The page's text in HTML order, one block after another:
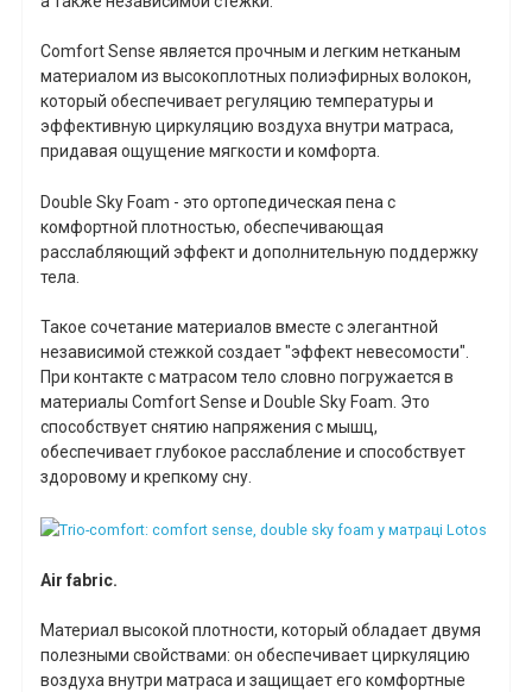
Comfort Sense является прочным и легким нетканым
материалом из высокоплотных полиэфирных волокон,
который обеспечивает регуляцию температуры и
эффективную циркуляцию воздуха внутри матраса,
придавая ощущение мягкости и комфорта.
Double Sky Foam - это ортопедическая пена с
комфортной плотностью, обеспечивающая
расслабляющий эффект и дополнительную поддержку
тела.
Такое сочетание материалов вместе с элегантной
независимой стежкой создает "эффект невесомости".
При контакте с матрасом тело словно погружается в
материалы Comfort Sense и Double Sky Foam. Это
способствует снятию напряжения с мышц,
обеспечивает глубокое расслабление и способствует
здоровому и крепкому сну.
Air fabric.
Материал высокой плотности, который обладает двумя
полезными свойствами: он обеспечивает циркуляцию
воздуха внутри матраса и защищает его комфортные